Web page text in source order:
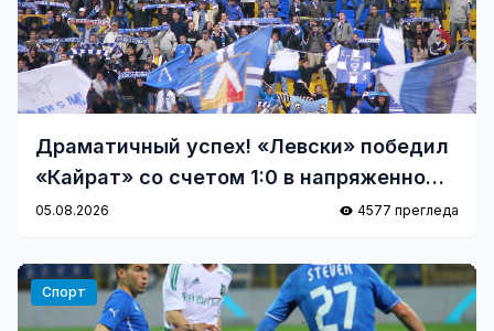
Драматичный успех! «Левски» победил
«Кайрат» со счетом 1:0 в напряженном
матче
05.08.2026 4577 прегледа
Спорт